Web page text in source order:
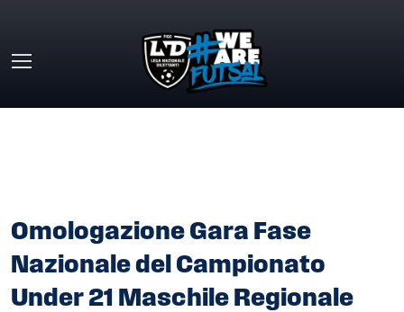
Omologazione Gara Fase
Nazionale del Campionato
Under 21 Maschile Regionale